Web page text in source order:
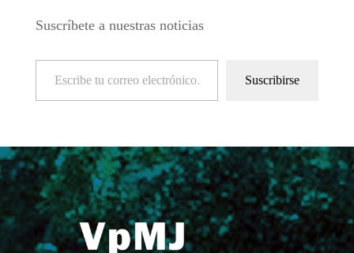
Suscríbete a nuestras noticias
Escribe tu correo electrónico…
Suscribirse